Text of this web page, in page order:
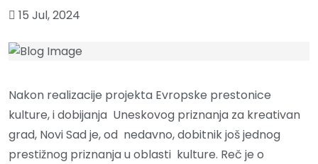
15 Jul, 2024
Nakon realizacije projekta Evropske prestonice
kulture, i dobijanja Uneskovog priznanja za kreativan
grad, Novi Sad je, od nedavno, dobitnik još jednog
prestižnog priznanja u oblasti kulture. Reč je o